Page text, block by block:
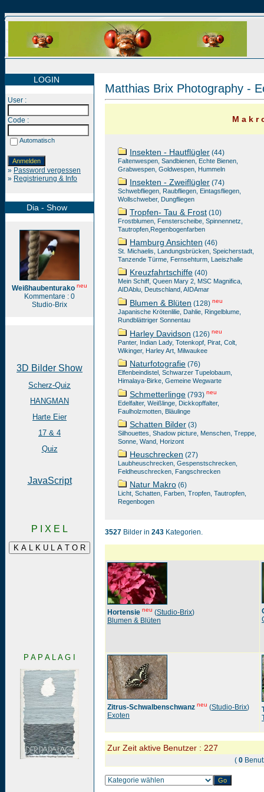
LOGIN
User :
Code :
Automatisch
» Password vergessen
» Registrierung & Info
Dia - Show
Weißhaubenturako neu
Kommentare : 0
Studio-Brix
3D Bilder Show
Scherz-Quiz
HANGMAN
Harte Eier
17 & 4
Quiz
JavaScript
P I X E L
P A P A L A G I
Matthias Brix Photography -
M a k r
Insekten - Hautflügler (44)
Faltenwespen, Sandbienen, Echte Bienen,
Grabwespen, Goldwespen, Hummeln
Insekten - Zweiflügler (74)
Schwebfliegen, Raubfliegen, Eintagsfliegen,
Wollschweber, Dungfliegen
Tropfen- Tau & Frost (10)
Frostblumen, Fensterscheibe, Spinnennetz,
Tautropfen,Regenbogenfarben
Hamburg Ansichten (46)
St. Michaelis, Landungsbrücken, Speicherstadt,
Tanzende Türme, Fernsehturm, Laeiszhalle
Kreuzfahrtschiffe (40)
Mein Schiff, Queen Mary 2, MSC Magnifica,
AIDAblu, Deutschland, AIDAmar
Blumen & Blüten (128) neu
Japanische Krötenlilie, Dahlie, Ringelblume,
Rundblättriger Sonnentau
Harley Davidson (126) neu
Panter, Indian Lady, Totenkopf, Pirat, Colt,
Wikinger, Harley Art, Milwaukee
Naturfotografie (76)
Elfenbeindistel, Schwarzer Tupelobaum,
Himalaya-Birke, Gemeine Wegwarte
Schmetterlinge (793) neu
Edelfalter, Weißlinge, Dickkopffalter,
Faulholzmotten, Bläulinge
Schatten Bilder (3)
Silhouettes, Shadow picture, Menschen, Treppe,
Sonne, Wand, Horizont
Heuschrecken (27)
Laubheuschrecken, Gespenstschrecken,
Feldheuschrecken, Fangschrecken
Natur Makro (6)
Licht, Schatten, Farben, Tropfen, Tautropfen,
Regenbogen
3527 Bilder in 243 Kategorien.
Hortensie neu (Studio-Brix)
Blumen & Blüten
Zitrus-Schwalbenschwanz neu (Studio-Brix)
Exoten
Zur Zeit aktive Benutzer : 227
( 0